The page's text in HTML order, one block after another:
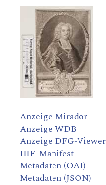
Anzeige Mirador
Anzeige WDB
Anzeige DFG-Viewer
IIIF-Manifest
Metadaten (OAI)
Metadaten (JSON)